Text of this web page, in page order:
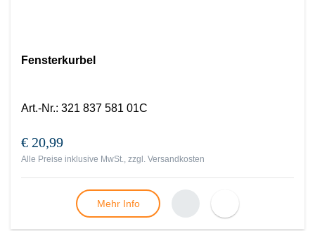
Fensterkurbel
Art.-Nr.: 321 837 581 01C
€ 20,99
Alle Preise inklusive MwSt., zzgl. Versandkosten
Mehr Info